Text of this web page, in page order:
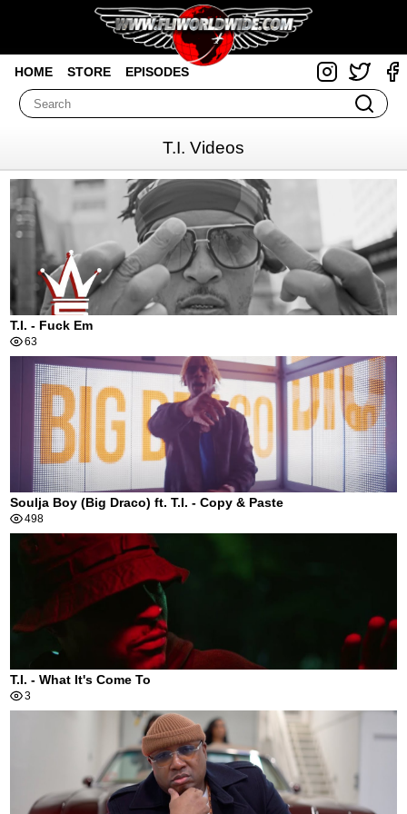
HOME STORE EPISODES
T.I. Videos
T.I. - Fuck Em
63
Soulja Boy (Big Draco) ft. T.I. - Copy & Paste
498
T.I. - What It's Come To
3